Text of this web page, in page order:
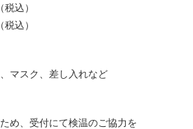
込）
込）
マスク、差し入れなど
め、受付にて検温のご協力を